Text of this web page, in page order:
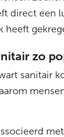
direct een
heeft
zo
sanitair